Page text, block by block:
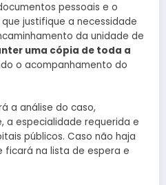
pessoais e o
justifique a necessidade
da unidade de
uma cópia de toda a
o acompanhamento do
a análise do caso,
a especialidade requerida e
públicos. Caso não haja
na lista de espera e